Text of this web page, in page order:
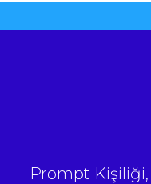
Prompt